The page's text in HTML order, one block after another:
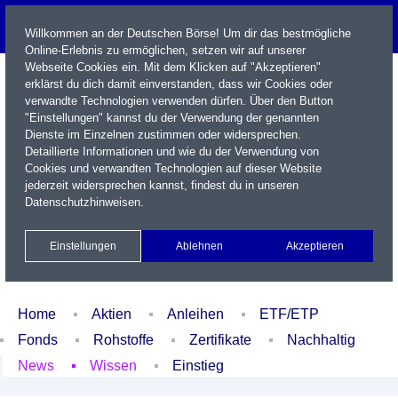
Name / WKN / ISIN / Kürzel
Xetra Realtime
Watchlist Portfolio Login
Home Aktien Anleihen
ETF/ETP
Fonds
Rohstoffe Zertifikate
Nachhaltig
News
Wissen Einstieg
Willkommen an der Deutschen Börse! Um dir das bestmögliche
Online-Erlebnis zu ermöglichen, setzen wir auf unserer
Webseite Cookies ein. Mit dem Klicken auf "Akzeptieren"
erklärst du dich damit einverstanden, dass wir Cookies oder
verwandte Technologien verwenden dürfen. Über den Button
"Einstellungen" kannst du der Verwendung der genannten
Dienste im Einzelnen zustimmen oder widersprechen.
Detaillierte Informationen und wie du der Verwendung von
Cookies und verwandten Technologien auf dieser Website
jederzeit widersprechen kannst, findest du in unseren
Datenschutzhinweisen.
Einstellungen Ablehnen Akzeptieren